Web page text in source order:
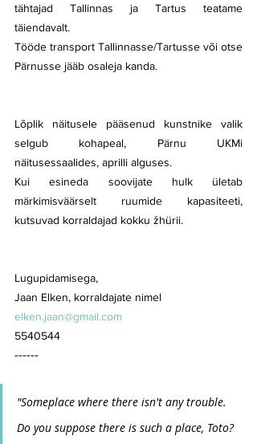
tähtajad Tallinnas ja Tartus teatame
täiendavalt.
Tööde transport Tallinnasse/Tartusse või otse
Pärnusse jääb osaleja kanda.
Lõplik näitusele pääsenud kunstnike valik
selgub kohapeal, Pärnu UKMi
näitusessaalides, aprilli alguses.
Kui esineda soovijate hulk ületab
märkimisväärselt ruumide kapasiteeti,
kutsuvad korraldajad kokku žhürii.
Lugupidamisega,
Jaan Elken, korraldajate nimel
elken.jaan@gmail.com
5540544
------
"Someplace where there isn't any trouble.
Do you suppose there is such a place, Toto?